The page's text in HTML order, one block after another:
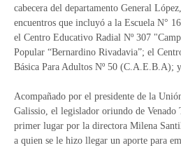
cabecera del departamento General
encuentros que incluyó a la Escuela N°
el Centro Educativo Radial Nº 307
Popular “Bernardino Rivadavia”; el
Básica Para Adultos Nº 50 (C.A.E.B.A);
Acompañado por el presidente de la
Galissio, el legislador oriundo de
primer lugar por la directora Milena
a quien se le hizo llegar un aporte para